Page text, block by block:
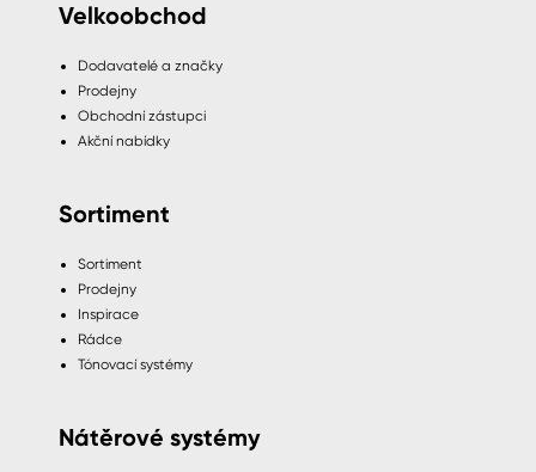
Velkoobchod
Dodavatelé a značky
Prodejny
Obchodní zástupci
Akční nabídky
Sortiment
Sortiment
Prodejny
Inspirace
Rádce
Tónovací systémy
Nátěrové systémy